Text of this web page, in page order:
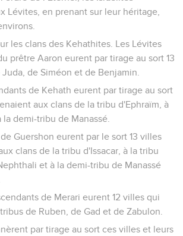
Lévites, en prenant sur leur héritage,
les clans des Kehathites. Les Lévites
prêtre Aaron eurent par tirage au sort 13
de Siméon et de Benjamin.
de Kehath eurent par tirage au sort
aux clans de la tribu d'Ephraïm, à
demi-tribu de Manassé.
Guershon eurent par le sort 13 villes
clans de la tribu d'Issacar, à la tribu
et à la demi-tribu de Manassé
de Merari eurent 12 villes qui
de Ruben, de Gad et de Zabulon.
par tirage au sort ces villes et leurs